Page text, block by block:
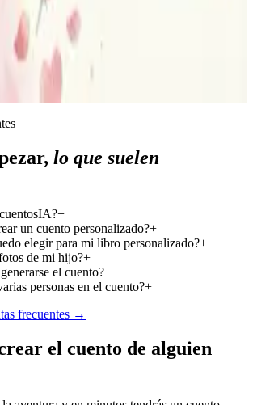
con un cuento romántico donde ambos sois los
lo que suelen
+
un cuento personalizado?+
elegir para mi libro personalizado?+
de mi hijo?+
el cuento?+
personas en el cuento?+
frecuentes →
el cuento de alguien